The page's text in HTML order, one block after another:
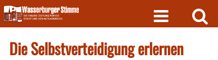
Skip
to
content
Die Selbstverteidigung erlernen